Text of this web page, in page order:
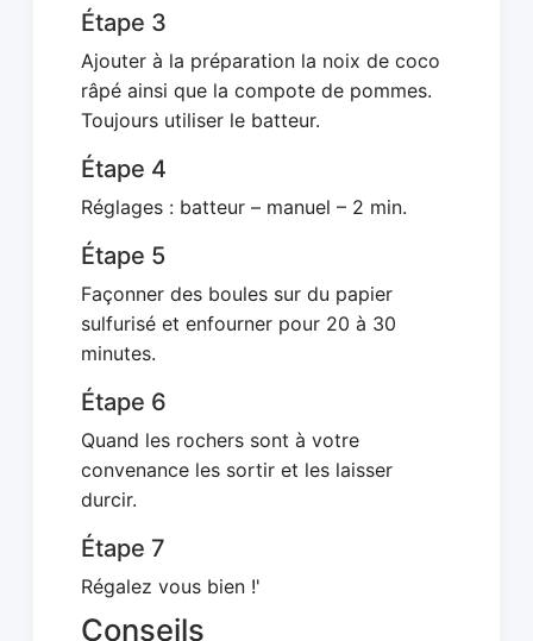
Étape 3
Ajouter à la préparation la noix de coco
râpé ainsi que la compote de pommes.
Toujours utiliser le batteur.
Étape 4
Réglages : batteur – manuel – 2 min.
Étape 5
Façonner des boules sur du papier
sulfurisé et enfourner pour 20 à 30
minutes.
Étape 6
Quand les rochers sont à votre
convenance les sortir et les laisser
durcir.
Étape 7
Régalez vous bien !'
Conseils